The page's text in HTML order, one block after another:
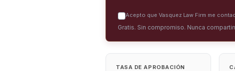
Acepto que Vasquez Law Firm me
Gratis. Sin compromiso. Nunca
TASA DE APROBACIÓN